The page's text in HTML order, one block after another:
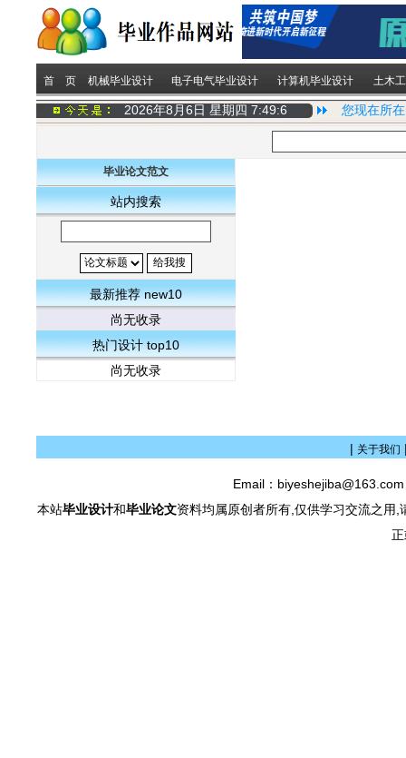
首 页 机械毕业设计 电子电气毕业设计 计算机毕业设计 土木
2026年8月6日 星期四 7:49:6 您现在所
毕业论文范文
站内搜索
最新推荐 new10
尚无收录
热门设计 top10
尚无收录
| 关于我们
Email：
本站毕业设计和毕业论文资料均属原创者所有,仅供学习交流之用